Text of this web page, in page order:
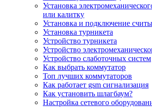
Установка
или калитку
Установка и подключение
Установка турникета
Устройство турникета
Устройство
Устройство слаботочных систем
Как выбрать коммутатор
Топ лучших коммутаторов
Как работает gsm сигнализация
Как установить шлагбаум?
Настройка сетевого